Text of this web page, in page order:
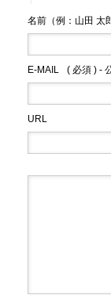
名前（例：山田 太
E-MAIL ( 必須 ) -
URL